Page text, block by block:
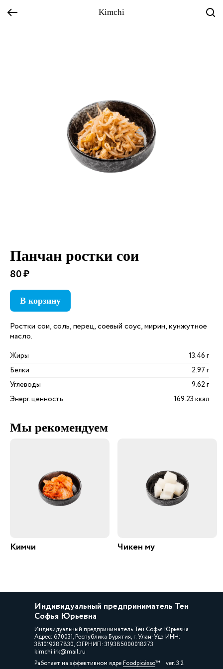
Kimchi
Панчан ростки сои
80 ₽
В корзину
Ростки сои, соль, перец, соевый соус, мирин, кунжутное
масло.
Жиры
13.46 г
Белки
2.97 г
Углеводы
9.62 г
Энерг. ценность
169.23 ккал
Мы рекомендуем
Кимчи Чикен му
Индивидуальный предприниматель Тен
Софья Юрьевна
Индивидуальный предприниматель Тен Софья Юрьевна
Адрес: 670031, Республика Бурятия, г. Улан-Удэ ИНН:
381019287830, ОГРНИП: 319385000018273
kimchi.irk@mail.ru
Работает на эффективном ядре Foodpicássover. 3.2